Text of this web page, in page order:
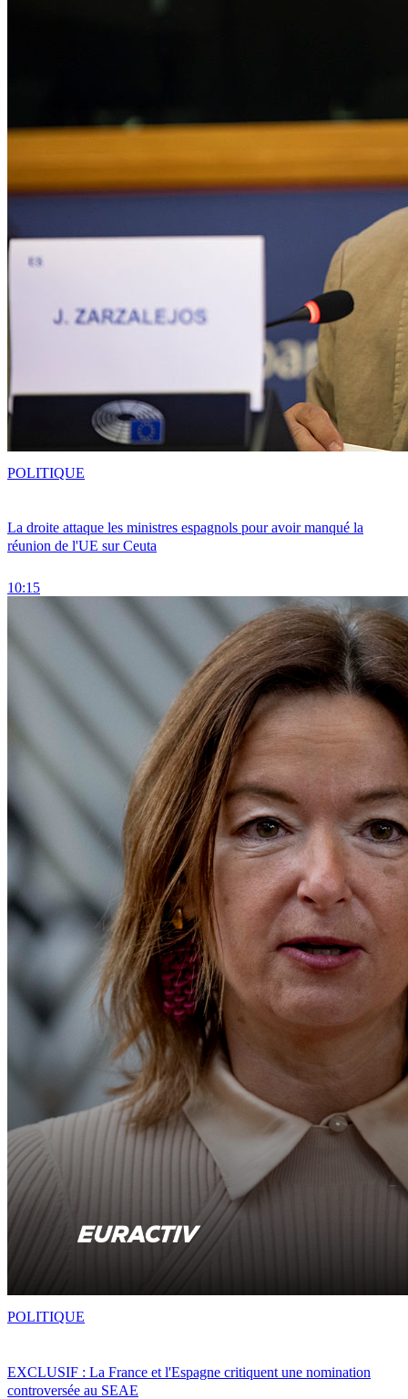
La droite attaque les ministres espagnols pour avoir manqué la
réunion de l'UE sur Ceuta
10:15
POLITIQUE
EXCLUSIF : La France et l'Espagne critiquent une nomination
controversée au SEAE
POLITIQUE